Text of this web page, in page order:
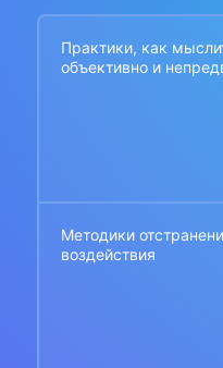
Практики, как
объективно и
Методики
воздействия